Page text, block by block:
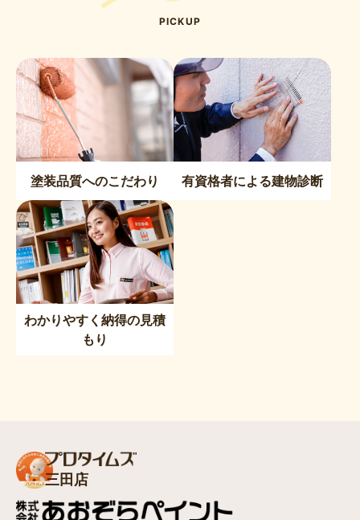
PICKUP
塗装品質へのこだわり 有資格者による建物診断
わかりやすく納得の見積
もり
三田店